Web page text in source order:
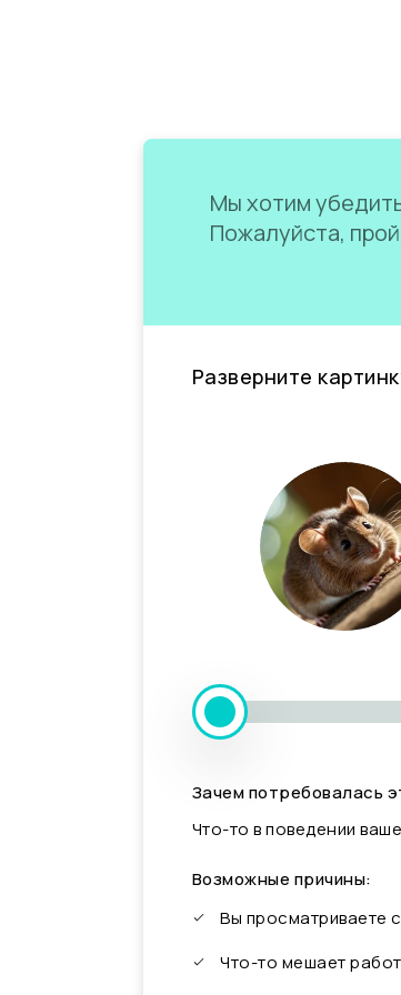
Мы хотим
Пожалуйста,
Разверните
Зачем потребовалась
Что-то в поведении
Возможные причины:
Вы просматриваете
Что-то мешает